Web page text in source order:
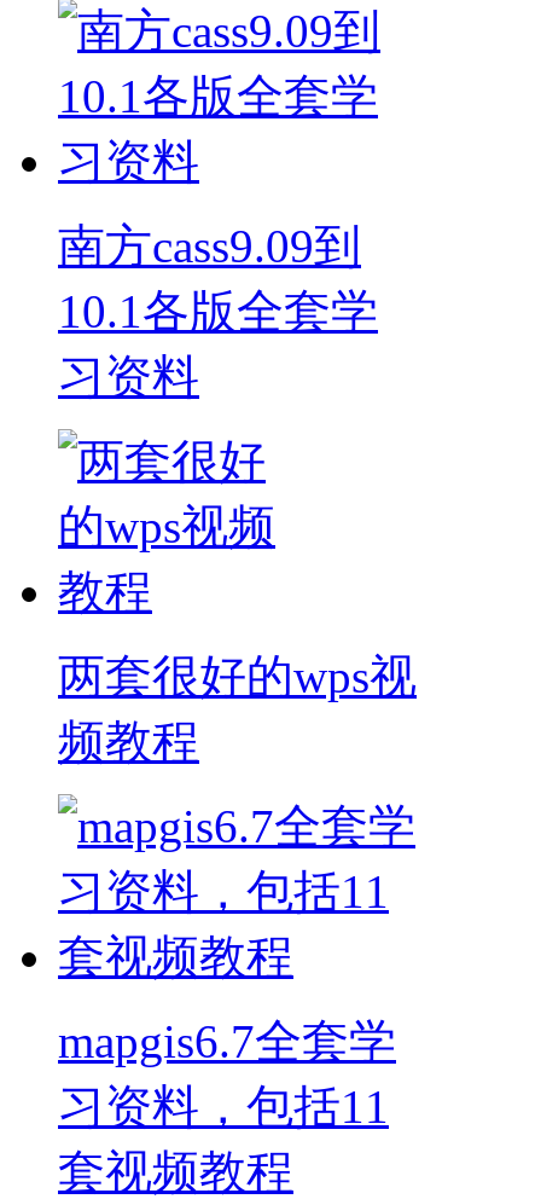
南方cass9.09到
10.1各版全套学
习资料
两套很好的wps视
频教程
mapgis6.7全套学
习资料，包括11
套视频教程